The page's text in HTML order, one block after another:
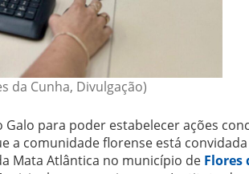
da Cunha, Divulgação)
para poder estabelecer ações
a comunidade florense está
Mata Atlântica no município de Flores